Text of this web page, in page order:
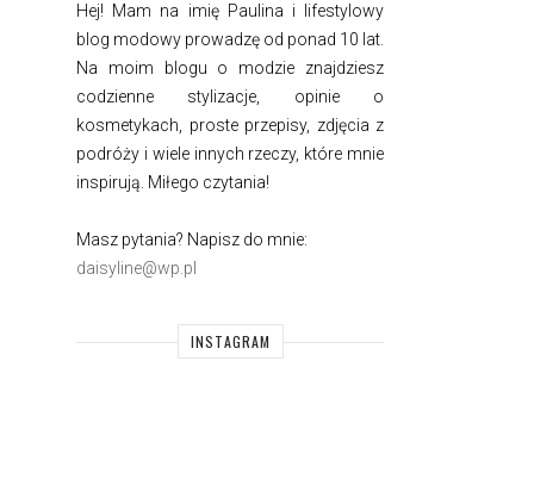
Hej! Mam na imię Paulina i
lifestylowy
blog modowy prowadzę od ponad 10 lat.
Na moim blogu o modzie znajdziesz
codzienne stylizacje, opinie o
kosmetykach, proste przepisy, zdjęcia z
podróży i wiele innych rzeczy, które mnie
inspirują. Miłego czytania!
Masz pytania? Napisz do mnie:
daisyline@wp.pl
INSTAGRAM